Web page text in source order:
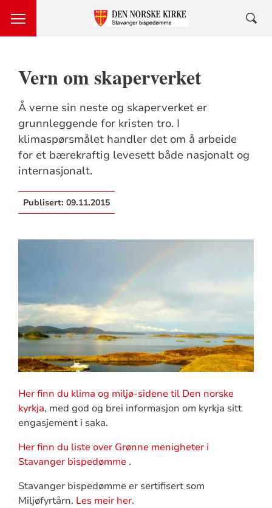
Vern om skaperverket
Å verne sin neste og skaperverket er
grunnleggende for kristen tro. I
klimaspørsmålet handler det om å arbeide
for et bærekraftig levesett både nasjonalt og
internasjonalt.
Publisert: 09.11.2015
Her finn du klima og miljø-sidene til Den norske
kyrkja, med god og brei informasjon om kyrkja sitt
engasjement i saka.
Her finn du liste over Grønne menigheter i
Stavanger bispedømme .
Stavanger bispedømme er sertifisert som
Miljøfyrtårn. Les meir her.